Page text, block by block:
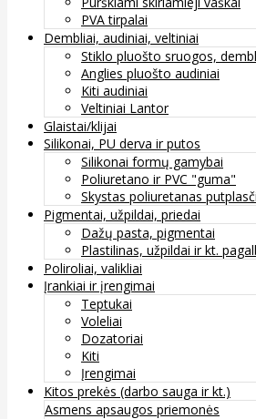
PVA tirpalai
Dembliai, audiniai, veltiniai
Stiklo pluošto sruogos,
Anglies pluošto audiniai
Kiti audiniai
Veltiniai Lantor
Glaistai/klijai
Silikonai, PU derva ir putos
Silikonai formų gamybai
Poliuretano ir PVC "guma"
Skystas poliuretanas
Pigmentai, užpildai, priedai
Dažų pasta, pigmentai
Plastilinas, užpildai ir kt.
Poliroliai, valikliai
Įrankiai ir įrengimai
Teptukai
Voleliai
Dozatoriai
Kiti
Įrengimai
Kitos prekės (darbo sauga ir kt.)
Asmens apsaugos priemonės